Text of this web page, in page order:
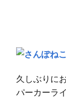
久しぶりに
パーカーラ